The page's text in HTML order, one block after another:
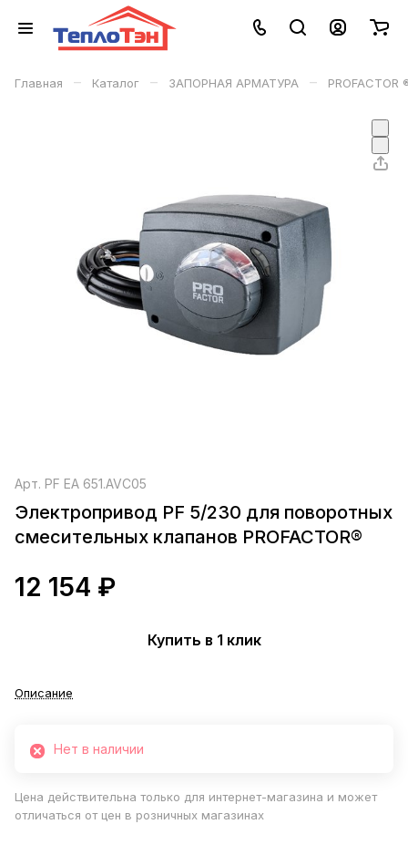
Главная – Каталог – ЗАПОРНАЯ АРМАТУРА – PROFACTOR
Арт. PF EA 651.AVC05
Электропривод PF 5/230 для поворотных
смесительных клапанов PROFACTOR®
12 154 ₽
Купить в 1 клик
Описание
Нет в наличии
Цена действительна только для интернет-магазина и может
отличаться от цен в розничных магазинах